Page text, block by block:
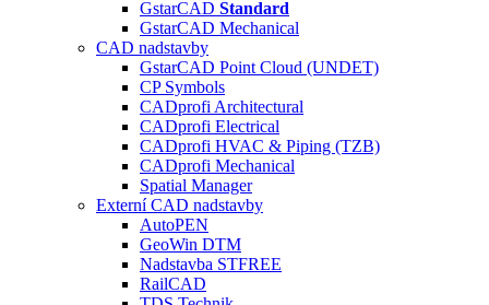
GstarCAD Standard
GstarCAD Mechanical
CAD nadstavby
GstarCAD Point Cloud (UNDET)
CP Symbols
CADprofi Architectural
CADprofi Electrical
CADprofi HVAC & Piping (TZB)
CADprofi Mechanical
Spatial Manager
Externí CAD nadstavby
AutoPEN
GeoWin DTM
Nadstavba STFREE
RailCAD